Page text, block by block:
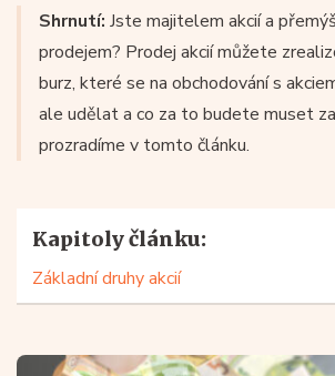
Shrnutí: Jste majitelem akcií a
prodejem? Prodej akcií můžete
burz, které se na obchodování s
ale udělat a co za to budete muset
prozradíme v tomto článku.
Kapitoly článku:
Základní druhy akcií